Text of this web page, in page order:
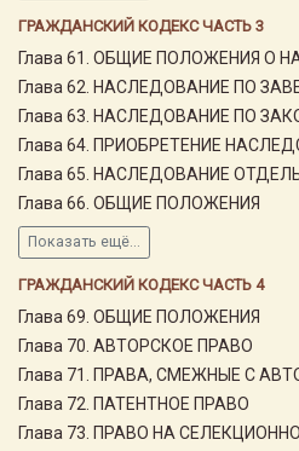
ГРАЖДАНСКИЙ КОДЕКС ЧАСТЬ 3
Глава 61. ОБЩИЕ ПОЛОЖЕНИЯ О
Глава 62. НАСЛЕДОВАНИЕ ПО
Глава 63. НАСЛЕДОВАНИЕ ПО
Глава 64. ПРИОБРЕТЕНИЕ
Глава 65. НАСЛЕДОВАНИЕ
Глава 66. ОБЩИЕ ПОЛОЖЕНИЯ
Показать ещё...
ГРАЖДАНСКИЙ КОДЕКС ЧАСТЬ 4
Глава 69. ОБЩИЕ ПОЛОЖЕНИЯ
Глава 70. АВТОРСКОЕ ПРАВО
Глава 71. ПРАВА, СМЕЖНЫЕ С
Глава 72. ПАТЕНТНОЕ ПРАВО
Глава 73. ПРАВО НА